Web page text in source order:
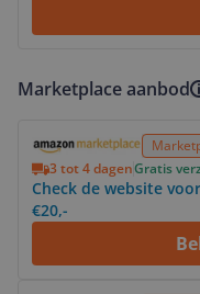
Marketplace aanbod
3 tot 4 dagenGratis
Check de website
€20,-